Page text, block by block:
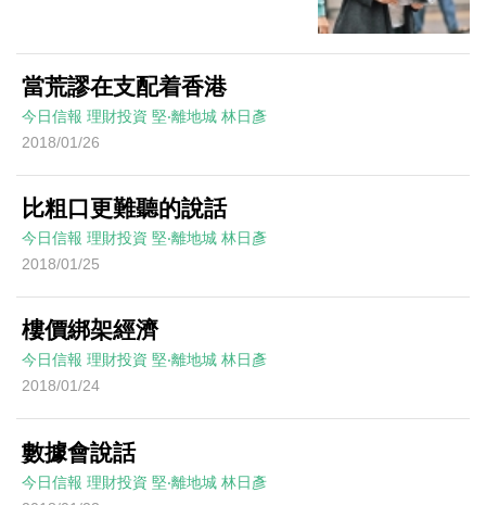
當荒謬在支配着香港
今日信報 理財投資 堅‧離地城 林日彥
2018/01/26
比粗口更難聽的說話
今日信報 理財投資 堅‧離地城 林日彥
2018/01/25
樓價綁架經濟
今日信報 理財投資 堅‧離地城 林日彥
2018/01/24
數據會說話
今日信報 理財投資 堅‧離地城 林日彥